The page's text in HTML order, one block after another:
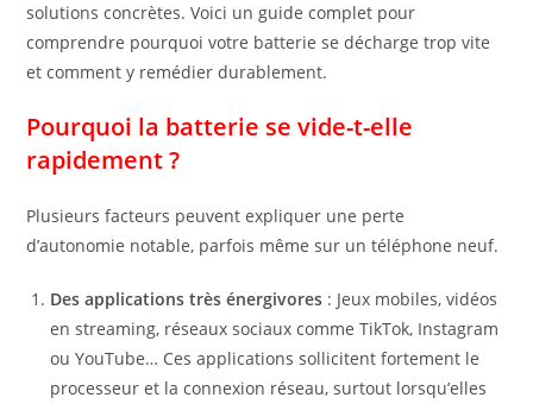
solutions concrètes. Voici un guide complet pour
comprendre pourquoi votre batterie se décharge trop vite
et comment y remédier durablement.
Pourquoi la batterie se vide-t-elle
rapidement ?
Plusieurs facteurs peuvent expliquer une perte
d’autonomie notable, parfois même sur un téléphone neuf.
Des applications très énergivores : Jeux mobiles, vidéos
en streaming, réseaux sociaux comme TikTok, Instagram
ou YouTube… Ces applications sollicitent fortement le
processeur et la connexion réseau, surtout lorsqu’elles